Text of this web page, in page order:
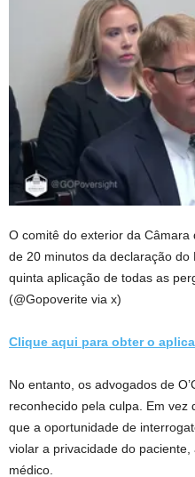
O comitê do exterior da
de 20 minutos da declaração do
quinta aplicação de todas as
(@Gopoverite via x)
Clique aqui para obter o
No entanto, os advogados de
reconhecido pela culpa. Em
que a oportunidade de
violar a privacidade do
médico.